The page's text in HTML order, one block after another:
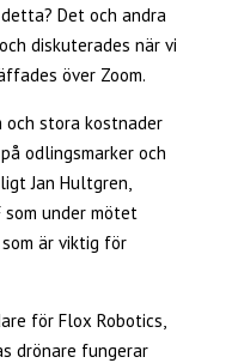
Det och andra
diskuterades när vi
över Zoom.
stora kostnader
odlingsmarker och
Jan Hultgren,
som under mötet
är viktig för
för Flox Robotics,
drönare fungerar